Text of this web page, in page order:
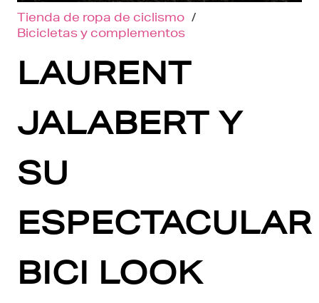
Tienda de ropa de ciclismo /
Bicicletas y complementos
LAURENT
JALABERT Y
SU
ESPECTACULAR
BICI LOOK